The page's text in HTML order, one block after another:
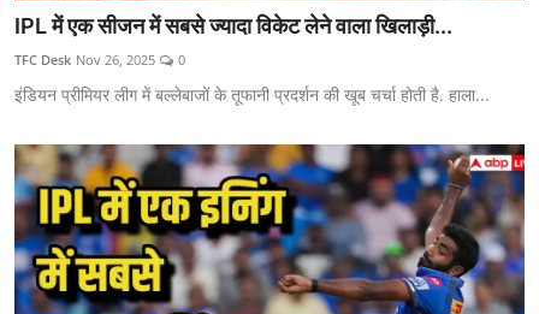
IPL में एक सीजन में सबसे ज्यादा विकेट लेने वाला खिलाड़ी...
TFC Desk Nov 26, 2025 0
इंडियन प्रीमियर लीग में बल्लेबाजों के तूफानी प्रदर्शन की खूब चर्चा होती है. हाला...